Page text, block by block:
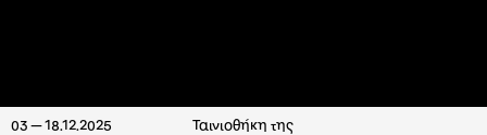
03 — 18.12.2025
Ταινιοθήκη της